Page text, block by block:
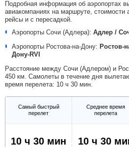
Подробная информация об аэропортах
авиакомпаниях на маршруте, стоимости
рейсы и с пересадкой.
Аэропорты Сочи (Адлера): Адлер /
Аэропорты Ростова-на-Дону: Ростов-
Дону-RVI
Расстояние между Сочи (Адлером) и
450 км. Самолеты в течение дня
время перелета: 10 ч 30 мин.
Самый быстрый
перелет
Среднее время
перелета
10 ч 30 мин 10 ч 30